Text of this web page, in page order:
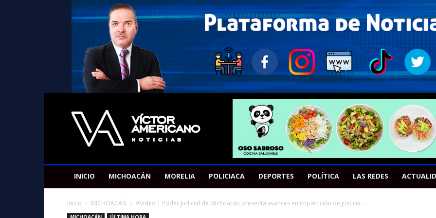
Americano
Victor
INICIO MICHOACÁN MORELIA POLICIACA DEPORTES POLÍTICA LAS REDES
Inicio MICHOACÁN #Video | Poder Judicial de Michoacán presenta avances en impartición de justicia...